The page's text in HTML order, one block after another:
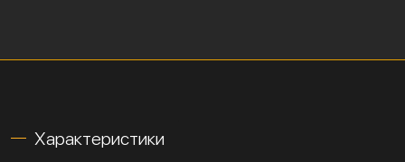
Характеристики